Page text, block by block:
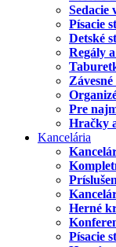
Sedacie
Písacie
Detské
Regály
Pre
Hračky
Kancelária
Herné
Písacie